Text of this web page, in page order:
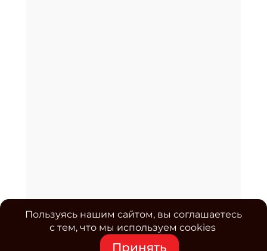
Пользуясь нашим сайтом, вы соглашаетесь
с тем, что мы используем cookies
Принять